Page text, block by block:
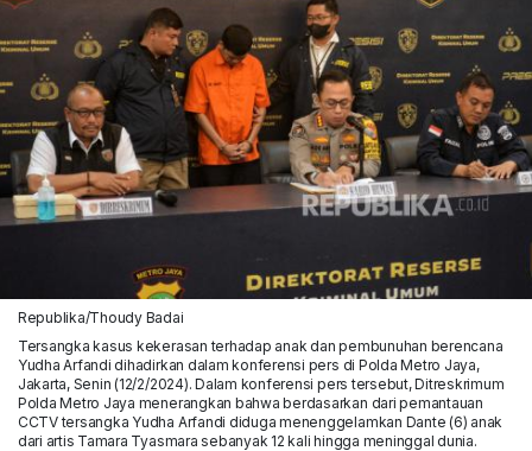
Republika/Thoudy Badai
Tersangka kasus kekerasan terhadap anak dan pembunuhan berencana
Yudha Arfandi dihadirkan dalam konferensi pers di Polda Metro Jaya,
Jakarta, Senin (12/2/2024). Dalam konferensi pers tersebut, Ditreskrimum
Polda Metro Jaya menerangkan bahwa berdasarkan dari pemantauan
CCTV tersangka Yudha Arfandi diduga menenggelamkan Dante (6) anak
dari artis Tamara Tyasmara sebanyak 12 kali hingga meninggal dunia.